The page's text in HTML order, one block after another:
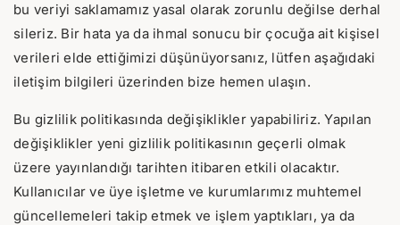
bu veriyi saklamamız yasal olarak zorunlu değilse derhal
sileriz. Bir hata ya da ihmal sonucu bir çocuğa ait kişisel
verileri elde ettiğimizi düşünüyorsanız, lütfen aşağıdaki
iletişim bilgileri üzerinden bize hemen ulaşın.
Bu gizlilik politikasında değişiklikler yapabiliriz. Yapılan
değişiklikler yeni gizlilik politikasının geçerli olmak
üzere yayınlandığı tarihten itibaren etkili olacaktır.
Kullanıcılar ve üye işletme ve kurumlarımız muhtemel
güncellemeleri takip etmek ve işlem yaptıkları, ya da